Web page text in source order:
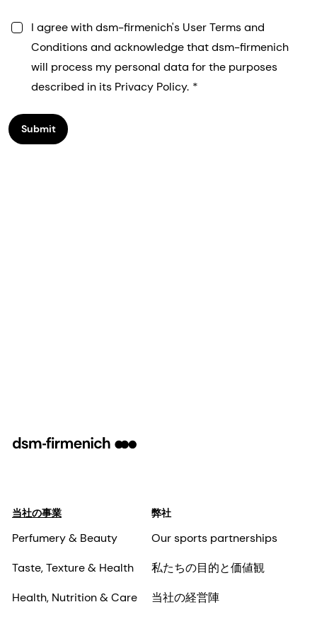
I agree with dsm-firmenich's User Terms and
Conditions and acknowledge that dsm-firmenich
will process my personal data for the purposes
described in its Privacy Policy.
Submit
当社の事業
Perfumery & Beauty
Taste, Texture & Health
Health, Nutrition & Care
弊社
Our sports partnerships
私たちの目的と価値観
当社の経営陣